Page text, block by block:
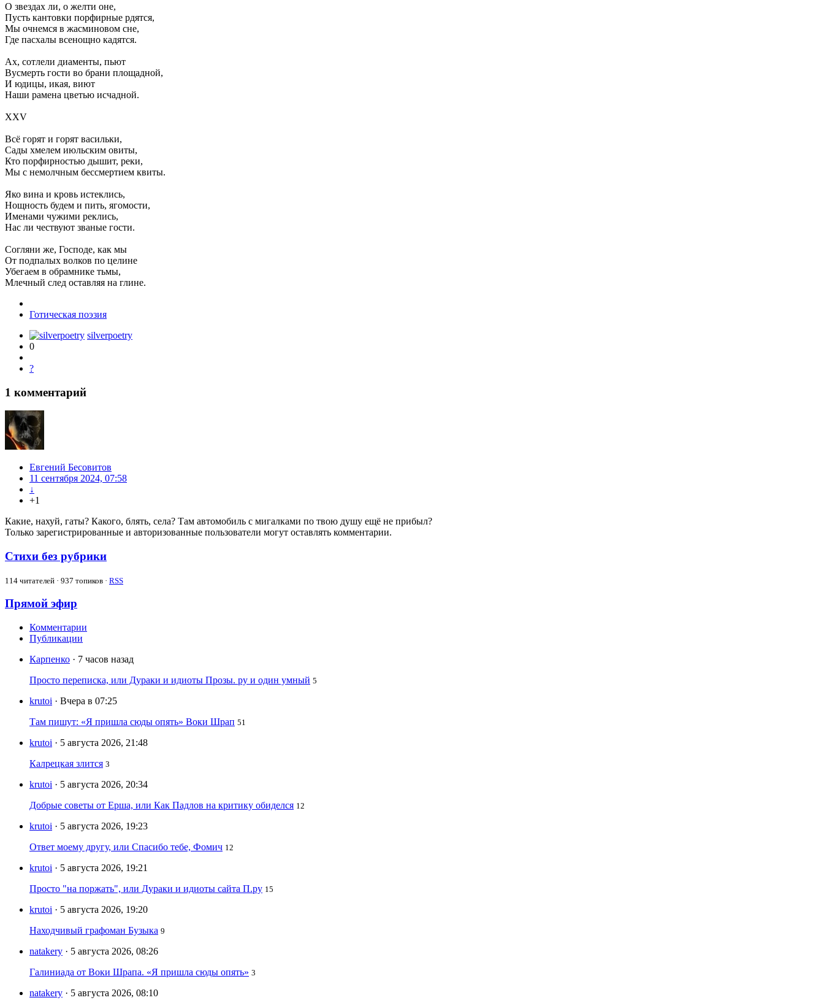
О звездах ли, о желти оне,
Пусть кантовки порфирные рдятся,
Мы очнемся в жасминовом сне,
Где пасхалы всенощно кадятся.
Ах, сотлели диаменты, пьют
Вусмерть гости во брани площадной,
И юдицы, икая, виют
Наши рамена цветью исчадной.
XXV
Всё горят и горят васильки,
Сады хмелем июльским овиты,
Кто порфирностью дышит, реки,
Мы с немолчным бессмертием квиты.
Яко вина и кровь истеклись,
Нощность будем и пить, ягомости,
Именами чужими реклись,
Нас ли чествуют званые гости.
Согляни же, Господе, как мы
От подпалых волков по целине
Убегаем в обрамнике тьмы,
Млечный след оставляя на глине.
Готическая поэзия
silverpoetry
0
?
1 комментарий
Евгений Бесовитов
11 сентября 2024, 07:58
↓
+1
Какие, нахуй, гаты? Какого, блять, села? Там автомобиль с мигалками по твою душу ещё не прибыл?
Только зарегистрированные и авторизованные пользователи могут оставлять комментарии.
Стихи без рубрики
114 читателей · 937 топиков · RSS
Прямой эфир
Комментарии
Публикации
Карпенко · 7 часов назад
Просто переписка, или Дураки и идиоты Прозы. ру и один умный 5
krutoi · Вчера в 07:25
Там пишут: «Я пришла сюды опять» Воки Шрап 51
krutoi · 5 августа 2026, 21:48
Калрецкая злится 3
krutoi · 5 августа 2026, 20:34
Добрые советы от Ерша, или Как Падлов на критику обиделся 12
krutoi · 5 августа 2026, 19:23
Ответ моему другу, или Спасибо тебе, Фомич 12
krutoi · 5 августа 2026, 19:21
Просто "на поржать", или Дураки и идиоты сайта П.ру 15
krutoi · 5 августа 2026, 19:20
Находчивый графоман Бузыка 9
natakery · 5 августа 2026, 08:26
Галиниада от Воки Шрапа. «Я пришла сюды опять» 3
natakery · 5 августа 2026, 08:10